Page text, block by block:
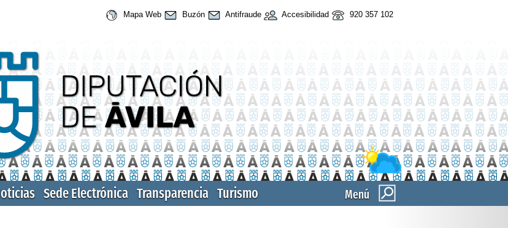
Mapa Web Buzón Antifraude Accesibilidad 920 357 102
Menú
Sede Electrónica Transparencia Turismo